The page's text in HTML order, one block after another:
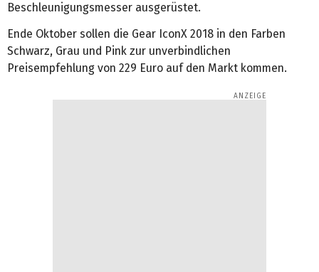
Beschleunigungsmesser ausgerüstet.
Ende Oktober sollen die Gear IconX 2018 in den Farben
Schwarz, Grau und Pink zur unverbindlichen
Preisempfehlung von 229 Euro auf den Markt kommen.